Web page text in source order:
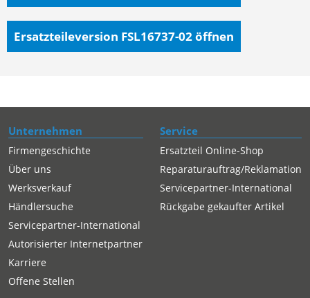
Ersatzteileversion FSL16737-02öffnen
Unternehmen
Firmengeschichte
Über uns
Werksverkauf
Händlersuche
Servicepartner-International
Autorisierter Internetpartner
Karriere
Offene Stellen
Service
Ersatzteil Online-Shop
Reparaturauftrag/Reklamation
Servicepartner-International
Rückgabe gekaufter Artikel